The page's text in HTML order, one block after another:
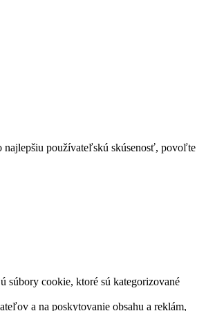
najlepšiu používateľskú skúsenosť, povoľte
súbory cookie, ktoré sú kategorizované
a na poskytovanie obsahu a reklám,